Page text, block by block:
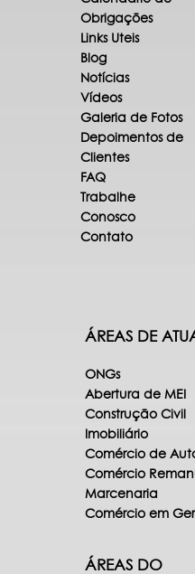
Obrigações
Links Uteis
Blog
Notícias
Vídeos
Galeria de Fotos
Depoimentos de
Clientes
FAQ
Trabalhe
Conosco
Contato
ÁREAS DE
ONGs
Abertura de MEI
Construção Civil
Imobiliário
Comércio de
Comércio
Marcenaria
Comércio em
ÁREAS DO